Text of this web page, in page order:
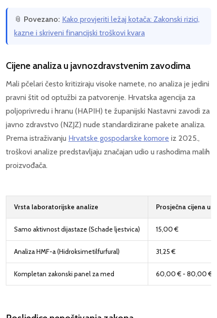
📎 Povezano: Kako provjeriti ležaj kotača: Zakonski rizici,
kazne i skriveni financijski troškovi kvara
Cijene analiza u javnozdravstvenim zavodima
Mali pčelari često kritiziraju visoke namete, no analiza je jedini
pravni štit od optužbi za patvorenje. Hrvatska agencija za
poljoprivredu i hranu (HAPIH) te županijski Nastavni zavodi za
javno zdravstvo (NZJZ) nude standardizirane pakete analiza.
Prema istraživanju Hrvatske gospodarske komore iz 2025.,
troškovi analize predstavljaju značajan udio u rashodima malih
proizvođača.
Vrsta laboratorijske analize Prosječna cijena u
Samo aktivnost dijastaze (Schade ljestvica) 15,00 €
Analiza HMF-a (Hidroksimetilfurfural) 31,25 €
Kompletan zakonski panel za med 60,00 € - 80,00 €